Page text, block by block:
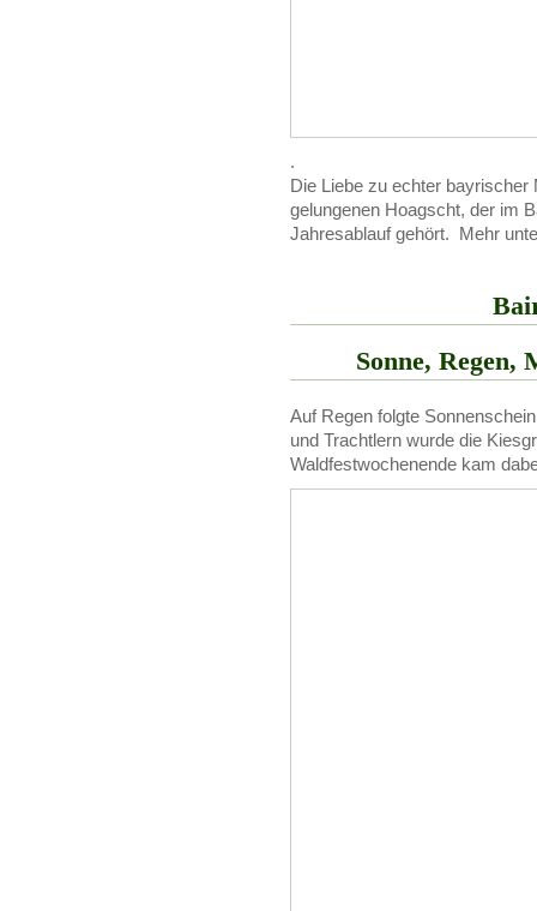
.
Die Liebe zu echter
gelungenen Hoagscht, der im
Jahresablauf gehört. Mehr
Sonne, Regen,
Auf Regen folgte
und Trachtlern wurde die
Waldfestwochenende kam